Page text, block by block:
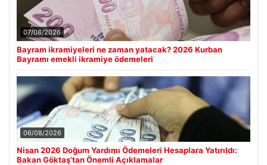
07/08/2026
Bayram ikramiyeleri ne zaman yatacak? 2026 Kurban
Bayramı emekli ikramiye ödemeleri
06/08/2026
Nisan 2026 Doğum Yardımı Ödemeleri Hesaplara Yatırıldı:
Bakan Göktaş’tan Önemli Açıklamalar